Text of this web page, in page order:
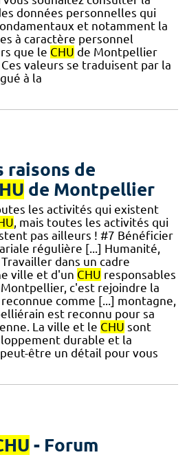
données personnelles qui
et notamment la
à caractère personnel
que le CHU de Montpellier
valeurs se traduisent par la
à la
raisons de
de Montpellier
les activités qui existent
, mais toutes les activités qui
pas ailleurs ! #7 Bénéficier
régulière [...] Humanité,
dans un cadre
ville et d'un CHU responsables
c'est rejoindre la
comme [...] montagne,
est reconnu pour sa
La ville et le CHU sont
durable et la
être un détail pour vous
- Forum